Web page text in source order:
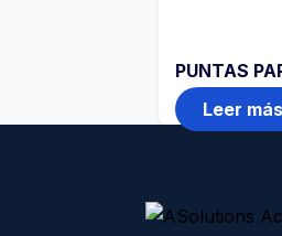
PUNTAS
Leer más